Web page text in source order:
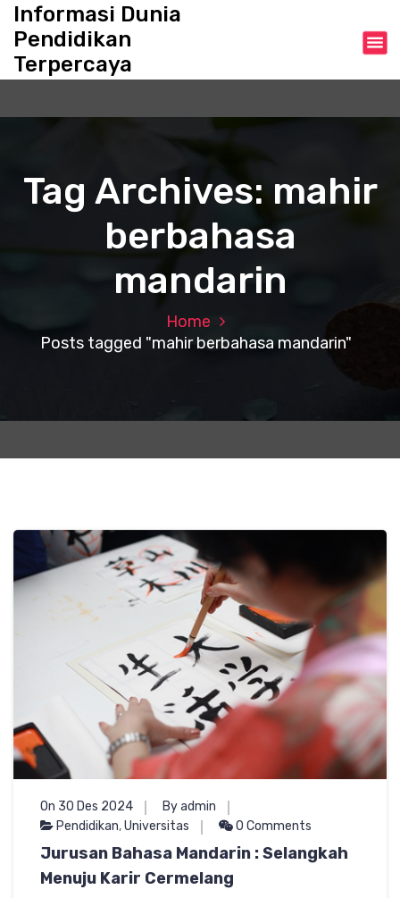
Informasi Dunia
Pendidikan
Terpercaya
Tag Archives: mahir
berbahasa
mandarin
Home
Posts tagged "mahir berbahasa mandarin"
On 30 Des 2024
By admin
Pendidikan,Universitas 0 Comments
Jurusan Bahasa Mandarin : Selangkah
Menuju Karir Cermelang